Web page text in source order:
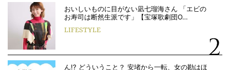
おいしいものに目がない凪七瑠海さん 「エビの
お寿司は断然生派です」【宝塚歌劇団O…
LIFESTYLE
ん!? どういうこと？ 安堵から一転、女の勘はほ